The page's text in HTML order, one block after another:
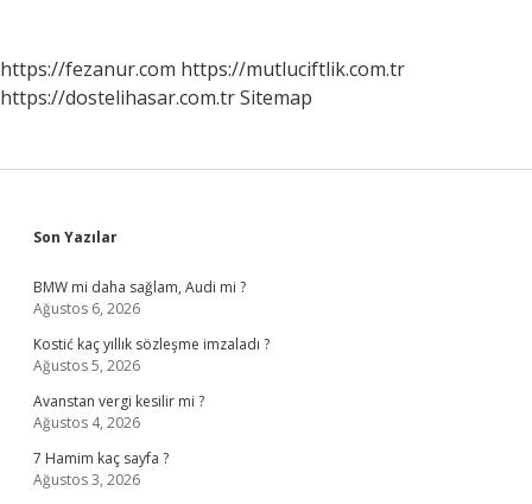
https://fezanur.com https://mutluciftlik.com.tr
https://dostelihasar.com.trSitemap
Sidebar
Son Yazılar
BMW mi daha sağlam, Audi mi ?
Ağustos 6, 2026
Kostić kaç yıllık sözleşme imzaladı ?
Ağustos 5, 2026
Avanstan vergi kesilir mi ?
Ağustos 4, 2026
7 Hamim kaç sayfa ?
Ağustos 3, 2026